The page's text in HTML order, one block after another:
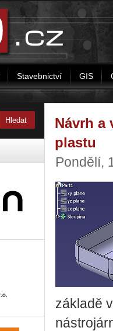
Stavebnictví GIS
Návrh a
plastu
Pondělí,
základě